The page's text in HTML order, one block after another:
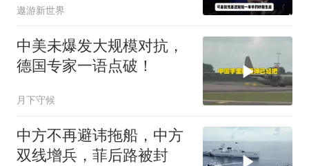
遨游新世界
中美未爆发大规模对抗，
德国专家一语点破！
月下守候
中方不再避讳拖船，中方
双线增兵，菲后路被封